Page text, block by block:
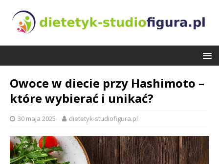
Owoce w diecie przy Hashimoto –
które wybierać i unikać?
30 maja 2025 dietetyk-studiofigura.pl